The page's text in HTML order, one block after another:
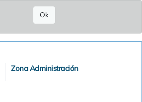
Ok
Zona Administración